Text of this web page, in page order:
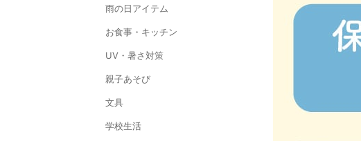
雨の日アイテム
お食事・キッチン
UV・暑さ対策
親子あそび
文具
学校生活